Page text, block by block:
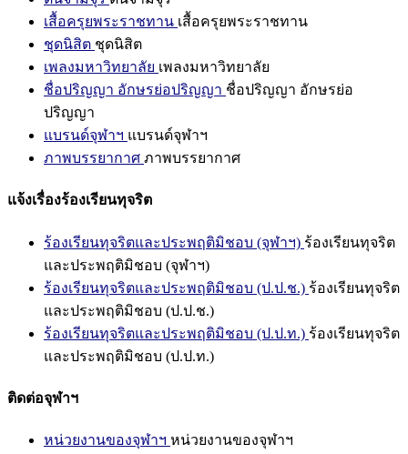
เสื้อครุยพระราชทาน เสื้อครุยพระราชทาน
ชุดนิสิต ชุดนิสิต
เพลงมหาวิทยาลัย เพลงมหาวิทยาลัย
ชื่อปริญญา อักษรย่อปริญญา ชื่อปริญญา อักษรย่อ
ปริญญา
แบรนด์จุฬาฯ แบรนด์จุฬาฯ
ภาพบรรยากาศ ภาพบรรยากาศ
แจ้งเรื่องร้องเรียนทุจริต
ร้องเรียนทุจริตและประพฤติมิชอบ (จุฬาฯ) ร้องเรียนทุจริต
และประพฤติมิชอบ (จุฬาฯ)
ร้องเรียนทุจริตและประพฤติมิชอบ (ป.ป.ช.) ร้องเรียนทุจริต
และประพฤติมิชอบ (ป.ป.ช.)
ร้องเรียนทุจริตและประพฤติมิชอบ (ป.ป.ท.) ร้องเรียนทุจริต
และประพฤติมิชอบ (ป.ป.ท.)
ติดต่อจุฬาฯ
หน่วยงานของจุฬาฯ หน่วยงานของจุฬาฯ